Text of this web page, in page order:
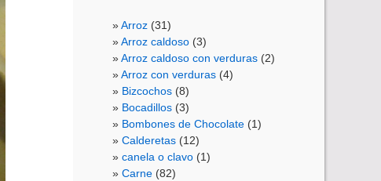
Arroz (31)
Arroz caldoso (3)
Arroz caldoso con verduras (2)
Arroz con verduras (4)
Bizcochos (8)
Bocadillos (3)
Bombones de Chocolate (1)
Calderetas (12)
canela o clavo (1)
Carne (82)